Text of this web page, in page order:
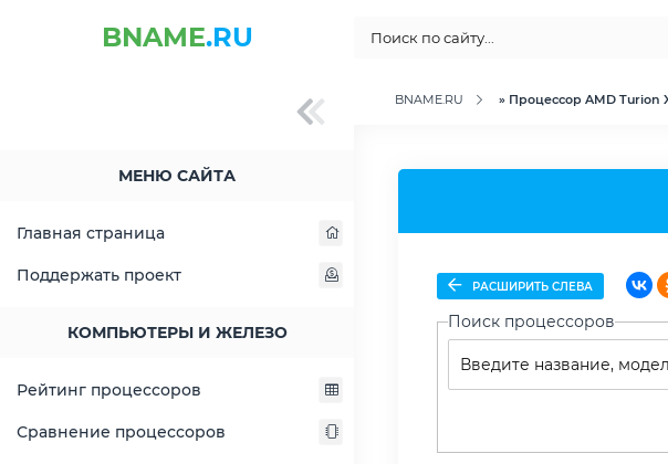
BNAME.RU
МЕНЮ САЙТА
Главная страница
Поддержать проект
КОМПЬЮТЕРЫ И ЖЕЛЕЗО
Рейтинг процессоров
Сравнение процессоров
BNAME.RU » Процессор AMD Turion
РАСШИРИТЬ СЛЕВА
Поиск процессоров